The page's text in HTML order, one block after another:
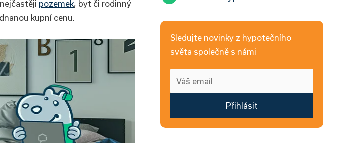
pozemek, byt či rodinný
kupní cenu.
Sledujte novinky z hypotečního
světa společně s námi
Přihlásit